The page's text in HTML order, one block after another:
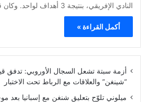
النادي الإفريقي، بنتيجة 3 أهداف لواحد. وكان قد إفتتح…
أكمل القراءة »
أزمة سبتة تشعل السجال الأوروبي: تدفق
“شينغن” والعلاقات مع الرباط تحت الاختبار
ميلوني تلوّح بتعليق شنغن مع إسبانيا بعد